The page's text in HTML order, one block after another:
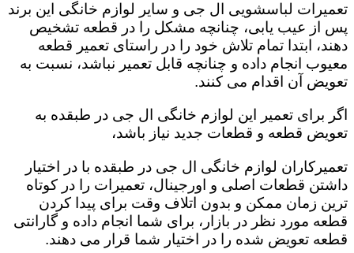
تعمیرات لباسشویی ال جی و سایر لوازم خانگی این برند
پس از عیب یابی، چنانچه مشکل را در قطعه تشخیص
دهند، ابتدا تمام تلاش خود را در راستای تعمیر قطعه
معیوب انجام داده و چنانچه قابل تعمیر نباشد، نسبت به
تعویض آن اقدام می کنند.
اگر برای تعمیر این لوازم خانگی ال جی در طبقده به
تعویض قطعه و قطعات جدید نیاز باشد،
تعمیرکاران لوازم خانگی ال جی در طبقده با در اختیار
داشتن قطعات اصلی و اورجینال، تعمیرات را در کوتاه
ترین زمان ممکن و بدون اتلاف وقت برای پیدا کردن
قطعه مورد نظر در بازار، برای شما انجام داده و گارانتی
قطعه تعویض شده را در اختیار شما قرار می دهند.